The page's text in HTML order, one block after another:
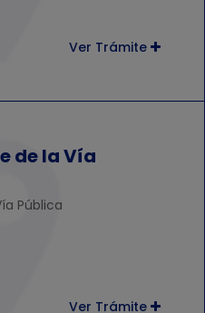
Ver Trámite
de la Vía
Pública
Ver Trámite